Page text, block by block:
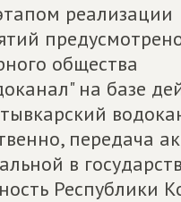
реализации
общества
на базе
передача
в
Республики